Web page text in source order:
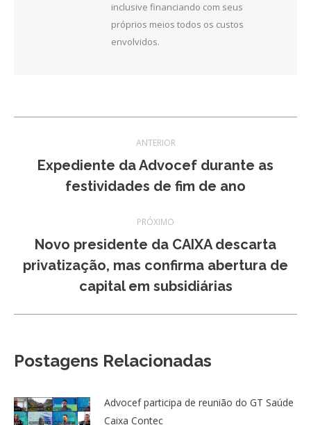
inclusive financiando com seus
próprios meios todos os custos
envolvidos.
de
post:
ANTERIOR
Post
anterior:
Expediente da Advocef durante as
festividades de fim de ano
PRÓXIMO
Próximo
post:
Novo presidente da CAIXA descarta
privatização, mas confirma abertura de
capital em subsidiárias
Postagens Relacionadas
Advocef participa de reunião do GT Saúde
Caixa Contec